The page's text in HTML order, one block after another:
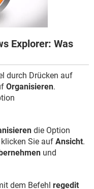
Explorer: Was
durch Drücken auf
Organisieren.
die Option
Sie auf Ansicht.
und
dem Befehl regedit